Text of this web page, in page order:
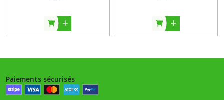
Paiements sécurisés